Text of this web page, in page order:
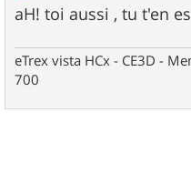
aH! toi aussi , tu t'en
eTrex vista HCx - CE3D -
700